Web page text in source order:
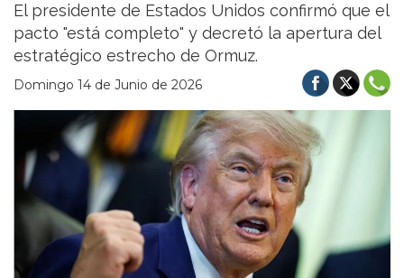
El presidente de Estados Unidos confirmó que el
pacto "está completo" y decretó la apertura del
estratégico estrecho de Ormuz.
Domingo 14 de Junio de 2026